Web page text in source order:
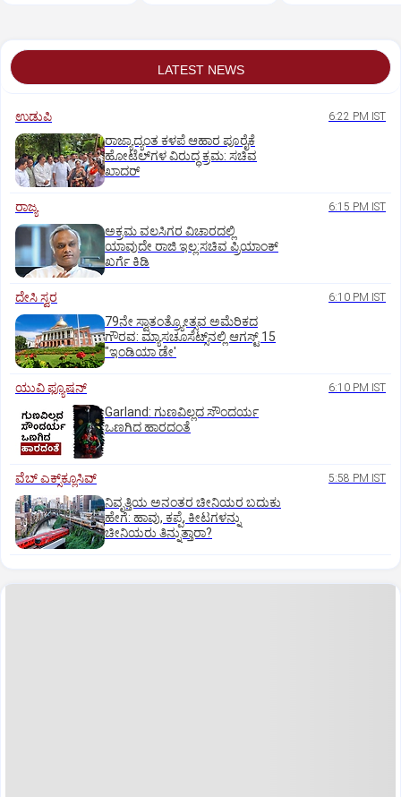
LATEST NEWS
ಉಡುಪಿ 6:22 PM IST
ರಾಜ್ಯಾದ್ಯಂತ ಕಳಪೆ ಆಹಾರ ಪೂರೈಕೆ
ಹೋಟೆಲ್‌ಗಳ ವಿರುದ್ಧ ಕ್ರಮ: ಸಚಿವ
ಖಾದರ್
ರಾಜ್ಯ 6:15 PM IST
ಅಕ್ರಮ ವಲಸಿಗರ ವಿಚಾರದಲ್ಲಿ
ಯಾವುದೇ ರಾಜಿ ಇಲ್ಲ:ಸಚಿವ ಪ್ರಿಯಾಂಕ್
ಖರ್ಗೆ ಕಿಡಿ
ದೇಸಿ ಸ್ವರ 6:10 PM IST
79ನೇ ಸ್ವಾತಂತ್ರ್ಯೋತ್ಸವ ಅಮೆರಿಕದ
ಗೌರವ: ಮ್ಯಾಸಚೂಸೆಟ್ಸ್‌ನಲ್ಲಿ ಆಗಸ್ಟ್‌ 15
"ಇಂಡಿಯಾ ಡೇ'
ಯುವಿ ಫ್ಯೂಷನ್ 6:10 PM IST
Garland: ಗುಣವಿಲ್ಲದ ಸೌಂದರ್ಯ
ಒಣಗಿದ ಹಾರದಂತೆ
ವೆಬ್ ಎಕ್ಸ್‌ಕ್ಲೂಸಿವ್ 5:58 PM IST
ನಿವೃತ್ತಿಯ ಅನಂತರ ಚೀನಿಯರ ಬದುಕು
ಹೇಗೆ: ಹಾವು, ಕಪ್ಪೆ, ಕೀಟಗಳನ್ನು
ಚೀನಿಯರು ತಿನ್ನುತ್ತಾರಾ?